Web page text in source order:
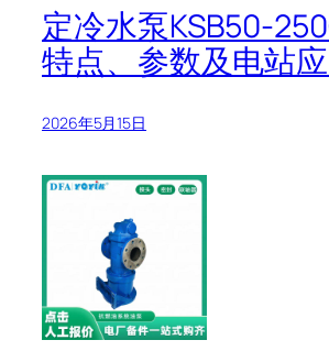
定冷水泵KSB50-
特点、参数及电站
2026年5月15日